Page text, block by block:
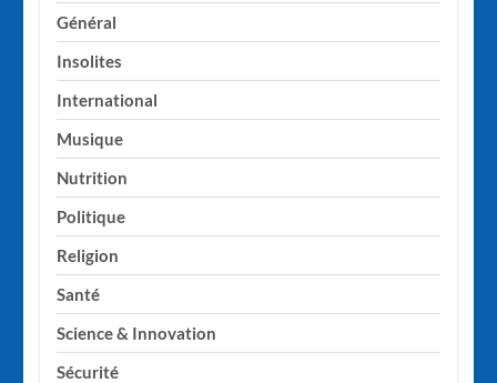
Général
Insolites
International
Musique
Nutrition
Politique
Religion
Santé
Science & Innovation
Sécurité